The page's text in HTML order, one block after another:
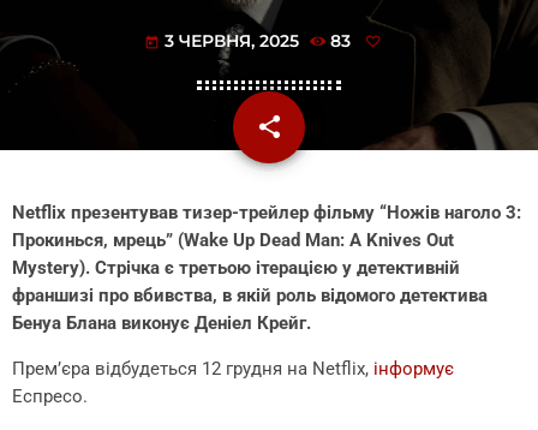
today 3 ЧЕРВНЯ, 2025 83
share
email
Netflix презентував тизер-трейлер фільму “Ножів наголо 3:
Прокинься, мрець” (Wake Up Dead Man: A Knives Out
Mystery). Стрічка є третьою ітерацією у детективній
франшизі про вбивства, в якій роль відомого детектива
Бенуа Блана виконує Деніел Крейг.
Прем’єра відбудеться 12 грудня на Netflix, інформує
Еспресо.